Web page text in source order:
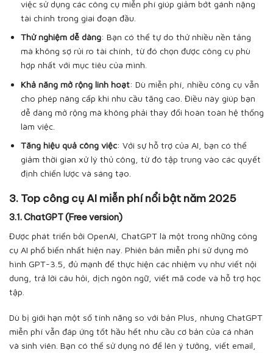
việc sử dụng các công cụ miễn phí giúp giảm bớt gánh nặng
tài chính trong giai đoạn đầu.
Thử nghiệm dễ dàng: Bạn có thể tự do thử nhiều nền tảng
mà không sợ rủi ro tài chính, từ đó chọn được công cụ phù
hợp nhất với mục tiêu của mình.
Khả năng mở rộng linh hoạt: Dù miễn phí, nhiều công cụ vẫn
cho phép nâng cấp khi nhu cầu tăng cao. Điều này giúp bạn
dễ dàng mở rộng mà không phải thay đổi hoàn toàn hệ thống
làm việc.
Tăng hiệu quả công việc: Với sự hỗ trợ của AI, bạn có thể
giảm thời gian xử lý thủ công, từ đó tập trung vào các quyết
định chiến lược và sáng tạo.
3. Top công cụ AI miễn phí nổi bật năm 2025
3.1. ChatGPT (Free version)
Được phát triển bởi OpenAI, ChatGPT là một trong những công
cụ AI phổ biến nhất hiện nay. Phiên bản miễn phí sử dụng mô
hình GPT-3.5, đủ mạnh để thực hiện các nhiệm vụ như viết nội
dung, trả lời câu hỏi, dịch ngôn ngữ, viết mã code và hỗ trợ học
tập.
Dù bị giới hạn một số tính năng so với bản Plus, nhưng ChatGPT
miễn phí vẫn đáp ứng tốt hầu hết nhu cầu cơ bản của cá nhân
và sinh viên. Bạn có thể sử dụng nó để lên ý tưởng, viết email,